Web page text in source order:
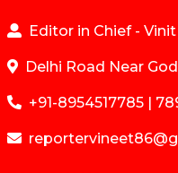
Editor in Chief -
Delhi Road Near
+91-8954517785 |